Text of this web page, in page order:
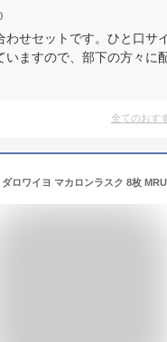
わせセットです。ひと口サ
いますので、部下の方々に
全てのおす